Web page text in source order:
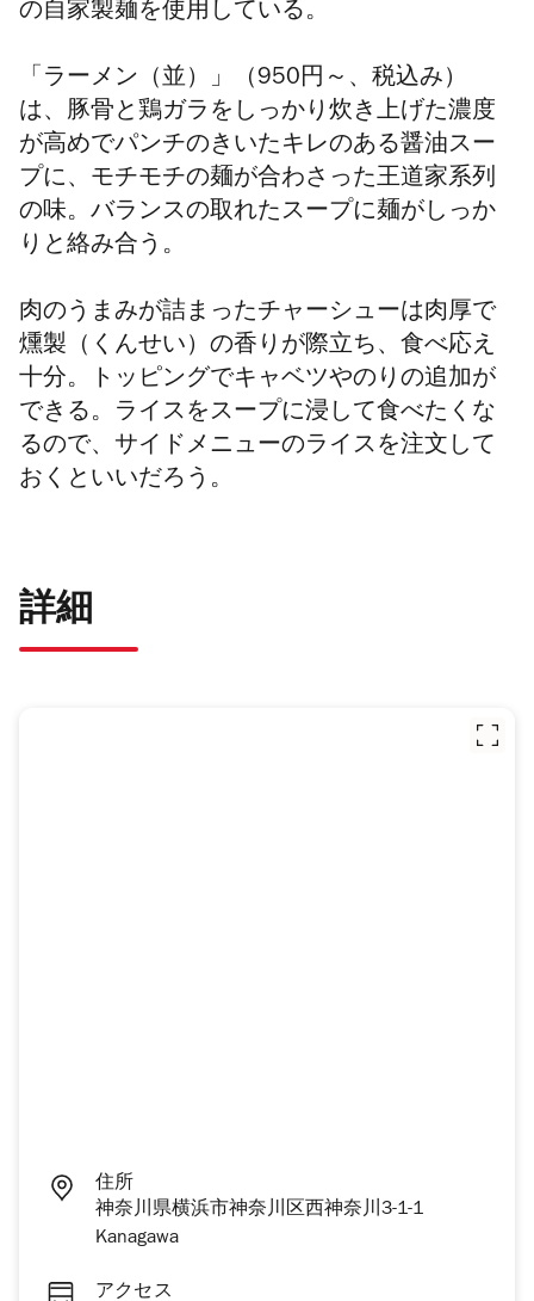
の自家製麺を使用している。
「ラーメン（並）」（950円～、税込み）
は、豚骨と鶏ガラをしっかり炊き上げた濃度
が高めでパンチのきいたキレのある醤油スー
プに、モチモチの麺が合わさった王道家系列
の味。バランスの取れたスープに麺がしっか
りと絡み合う。
肉のうまみが詰まったチャーシューは肉厚で
燻製（くんせい）の香りが際立ち、食べ応え
十分。トッピングでキャベツやのりの追加が
できる。ライスをスープに浸して食べたくな
るので、サイドメニューのライスを注文して
おくといいだろう。
詳細
住所
神奈川県横浜市神奈川区西神奈川3-1-1
Kanagawa
アクセス